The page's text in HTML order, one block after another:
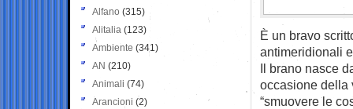
È un bravo
antimeridionali
Il brano nasce
occasione della
“smuovere le
Alfano (315)
Alitalia (123)
Ambiente (341)
AN (210)
Animali (74)
Arancioni (2)